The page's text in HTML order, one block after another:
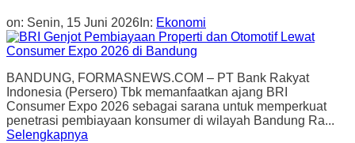
on: Senin, 15 Juni 2026 In: Ekonomi
BANDUNG, FORMASNEWS.COM – PT Bank Rakyat
Indonesia (Persero) Tbk memanfaatkan ajang BRI
Consumer Expo 2026 sebagai sarana untuk memperkuat
penetrasi pembiayaan konsumer di wilayah Bandung Ra...
Selengkapnya